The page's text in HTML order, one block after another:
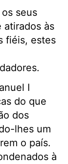
seus
atirados às
fiéis, estes
I
do que
dos
lhes um
o país.
à